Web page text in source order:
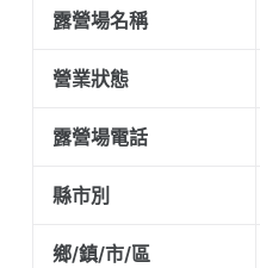
露營場名稱
營業狀態
露營場電話
縣市別
鄉/鎮/市/區